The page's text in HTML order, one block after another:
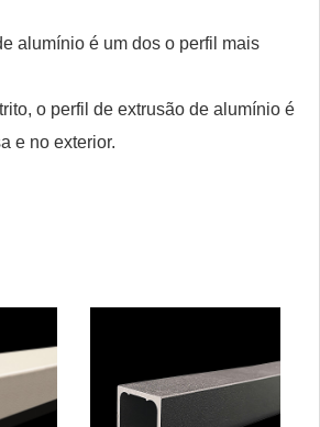
alumínio é um dos o perfil mais
o perfil de extrusão de alumínio é
e no exterior.